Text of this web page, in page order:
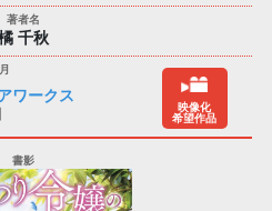
千秋
ワークス
映像化
希望作品